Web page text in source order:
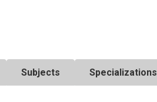
Subjects Specializations